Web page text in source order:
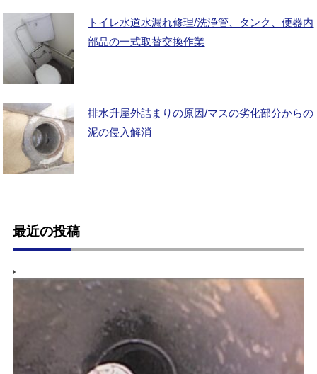
トイレ水道水漏れ修理/洗浄管、タンク、便器内
部品の一式取替交換作業
排水升屋外詰まりの原因/マスの劣化部分からの
泥の侵入解消
最近の投稿